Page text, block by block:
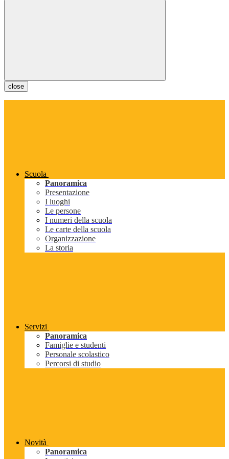
close
Scuola
Panoramica
Presentazione
I luoghi
Le persone
I numeri della scuola
Le carte della scuola
Organizzazione
La storia
Servizi
Panoramica
Famiglie e studenti
Personale scolastico
Percorsi di studio
Novità
Panoramica